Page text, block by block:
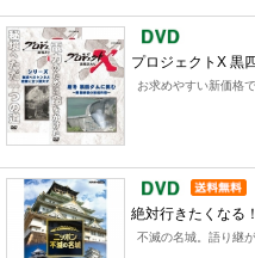
プロジェクトX 黒
お求めやすい新価格
絶対行きたくなる
不滅の名城。語り継